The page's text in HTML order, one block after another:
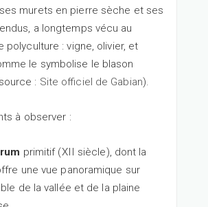
murets en pierre sèche et ses
a longtemps vécu au
polyculture : vigne, olivier, et
le symbolise le blason
: Site officiel de Gabian).
à observer :
primitif (XII siècle), dont la
une vue panoramique sur
de la vallée et de la plaine